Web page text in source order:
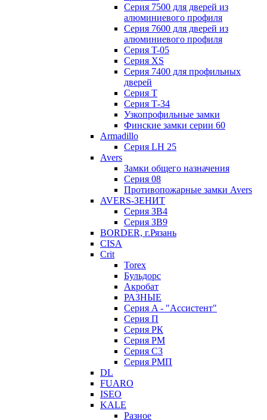
Серия 7500 для дверей из
алюминиевого профиля
Серия 7600 для дверей из
алюминиевого профиля
Серия T-05
Серия XS
Серия 7400 для профильных
дверей
Серия Т
Серия Т-34
Узкопрофильные замки
Финские замки серии 60
Armadillo
Серия LH 25
Avers
Замки общего назначения
Серия 08
Противопожарные замки Avers
AVERS-ЗЕНИТ
Серия ЗВ4
Серия ЗВ9
BORDER, г.Рязань
CISA
Crit
Torex
Бульдорс
Акробат
РАЗНЫЕ
Серия A - "Ассистент"
Серия П
Серия РК
Серия РМ
Серия С3
Серия РМП
DL
FUARO
ISEO
KALE
Разное